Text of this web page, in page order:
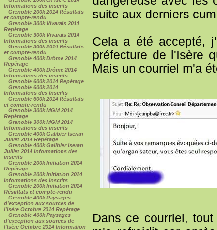
Informations des inscrits
Grenoble 200k 2014 Résultats
et compte-rendu
Grenoble 300k Vivarais 2014
Repérage
Grenoble 300k Vivarais 2014
Informations des inscrits
Grenoble 300k 2014 Résultats
et compte-rendu
Grenoble 400k Drôme 2014
Repérage
Grenoble 400k Drôme 2014
Informations des inscrits
Grenoble 600k 2014 Repérage
Grenoble 600k 2014
Informations des inscrits
Grenoble 600k 2014 Résultats
et compte-rendu
Grenoble 300k MGM 2014
Repérage
Grenoble 300k MGM 2014
Informations des inscrits
Grenoble 400k Galibier Iseran
Juillet 2014 Repérage
Grenoble 400k Galibier Iseran
Juillet 2014 Informations des
inscrits
Grenoble 200k Initiation 2014
Repérage
Grenoble 200k Initiation 2014
Informations des inscrits
Grenoble 200k Initiation 2014
Résultats et compte-rendu
Grenoble 400k Paysages
d'exception aux sources de
l'Isère Octobre 2014 Repérage
Grenoble 400k Paysages
d'exception aux sources de
l'Isère Octobre 2014 Information
suite aux derniers
Cela a été accepté,
préfecture de l'Isère
Mais un courriel m'a
Dans ce courriel,